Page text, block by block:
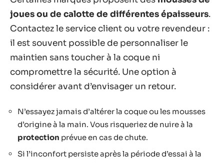
joues ou de calotte de différentes épaisseurs.
Contactez le service client ou votre revendeur :
il est souvent possible de personnaliser le
maintien sans toucher à la coque ni
compromettre la sécurité. Une option à
considérer avant d’envisager un retour.
N’essayez jamais d’altérer la coque ou les mousses
d’origine à la main. Vous risqueriez de nuire à la
protection prévue en cas de chute.
Si l’inconfort persiste après la période d’essai à la